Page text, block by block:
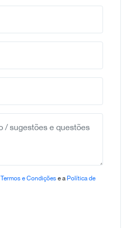
Termos e Condições e a Política de